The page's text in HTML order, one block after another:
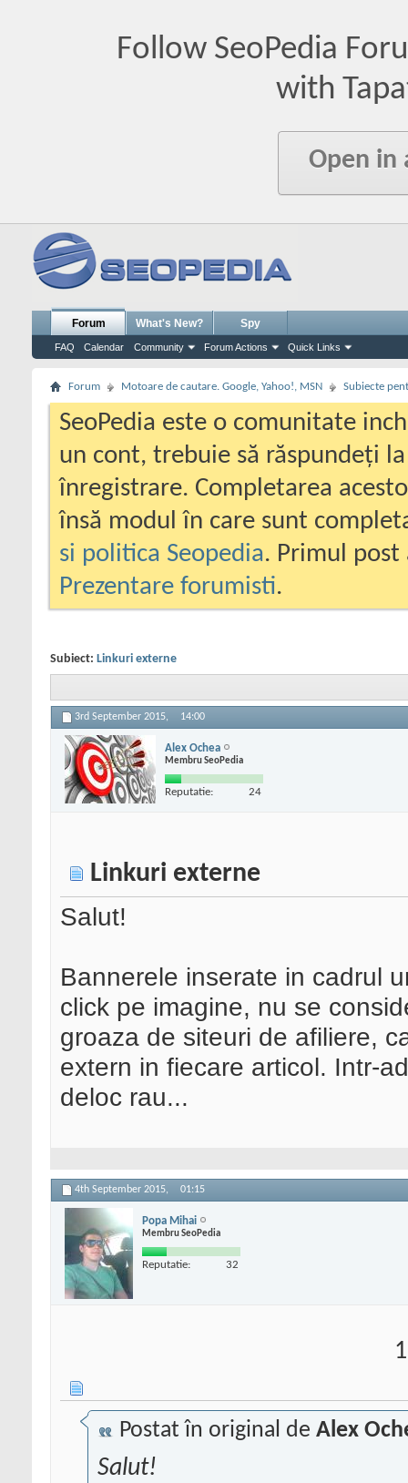
Follow SeoPedia
with
Open in
Forum
FAQ Calendar Community Forum Actions Quick Links
What's New? Spy
Forum Motoare de cautare. Google, Yahoo!, MSN Subiecte
SeoPedia este o comunitate
un cont, trebuie să răspundeți
înregistrare. Completarea
însă modul în care sunt
si politica Seopedia. Primul
Prezentare forumisti.
Subiect: Linkuri externe
3rd September 2015, 14:00
Alex Ochea
Membru SeoPedia
Reputatie: 24
Linkuri externe
Salut!
Bannerele inserate in cadrul
click pe imagine, nu se
groaza de siteuri de afiliere,
extern in fiecare articol. Intr-
deloc rau...
4th September 2015, 01:15
Popa Mihai
Membru SeoPedia
Reputatie: 32
Postat în original de Alex
Salut!